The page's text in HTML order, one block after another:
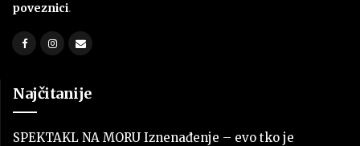
poveznici.
Najčitanije
SPEKTAKL NA MORU Iznenađenje – evo tko je